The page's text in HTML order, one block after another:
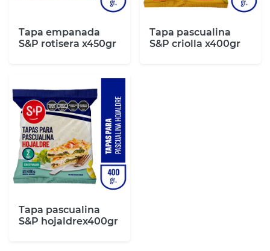
Tapa empanada
S&P rotisera x450gr
Tapa pascualina
S&P criolla x400gr
Tapa pascualina
S&P hojaldrex400gr